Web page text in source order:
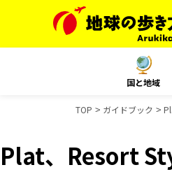
国と地域
TOP ガイドブック
Plat、Resort